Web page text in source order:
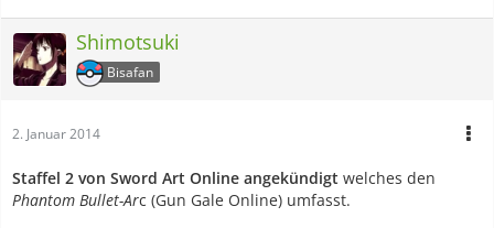
Shimotsuki
Bisafan
2. Januar 2014
Staffel 2 von Sword Art Online angekündigt welches den
Phantom Bullet-Arc (Gun Gale Online) umfasst.